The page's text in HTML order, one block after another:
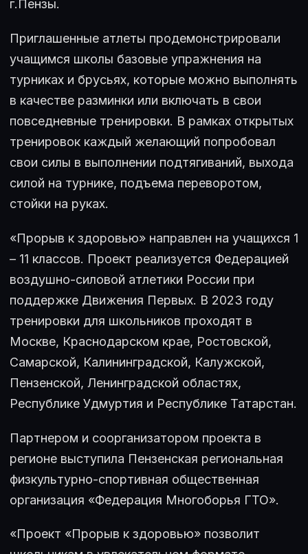
г.Пензы.
Приглашенные атлеты продемонстрировали
учащимся школы базовые упражнения на
турниках и брусьях, которые можно выполнять
в качестве разминки или включать в свои
повседневные тренировки. В рамках открытых
тренировок каждый желающий попробовал
свои силы в выполнении подтягиваний, выхода
силой на турнике, подъема переворотом,
стойки на руках.
«Прорыв к здоровью» направлен на учащихся 1
– 11 классов. Проект реализуется Федерацией
воздушно-силовой атлетики России при
поддержке Движения Первых. В 2023 году
тренировки для школьников проходят в
Москве, Краснодарском крае, Ростовской,
Самарской, Калининградской, Калужской,
Пензенской, Ленинградской областях,
Республике Удмуртия и Республике Татарстан.
Партнером и соорганизатором проекта в
регионе выступила Пензенская региональная
физкультурно-спортивная общественная
организация «Федерация Многоборья ГТО».
«Проект «Прорыв к здоровью» позволит